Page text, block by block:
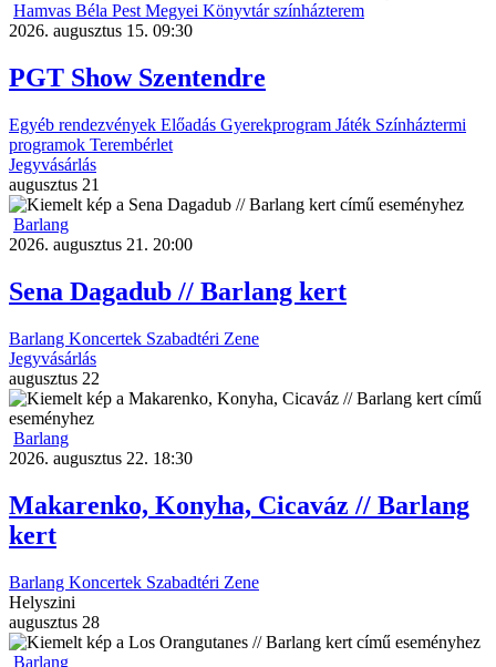
Hamvas Béla Pest Megyei Könyvtár színházterem
2026. augusztus 15. 09:30
PGT Show Szentendre
Egyéb rendezvények Előadás Gyerekprogram Játék Színháztermi
programok Terembérlet
Jegyvásárlás
augusztus 21
Barlang
2026. augusztus 21. 20:00
Sena Dagadub // Barlang kert
Barlang Koncertek Szabadtéri Zene
Jegyvásárlás
augusztus 22
Barlang
2026. augusztus 22. 18:30
Makarenko, Konyha, Cicaváz // Barlang
kert
Barlang Koncertek Szabadtéri Zene
Helyszini
augusztus 28
Barlang